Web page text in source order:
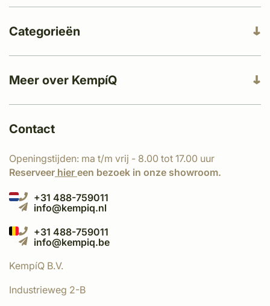
Meer over KempíQ
Categorieën
Contact
Openingstijden: ma t/m vrij - 8.00 tot 17.00 uur
Reserveer hier een bezoek in onze showroom.
+31 488-759011
info@kempiq.nl
+31 488-759011
info@kempiq.be
KempíQ B.V.
Industrieweg 2-B